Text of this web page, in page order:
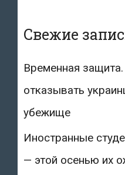
Свежие
Временная
отказывать
убежище
Иностранные
— этой осенью их